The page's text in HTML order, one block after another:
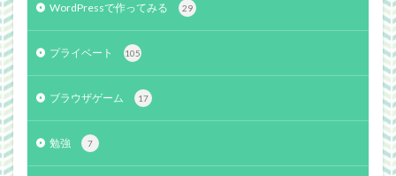
WordPressで作ってみる 29
プライベート 105
ブラウザゲーム 17
勉強 7